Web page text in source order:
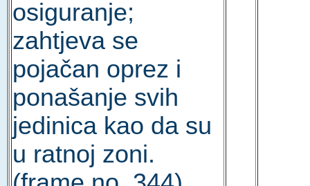
osiguranje;
zahtjeva se
pojačan oprez i
ponašanje svih
jedinica kao da su
u ratnoj zoni.